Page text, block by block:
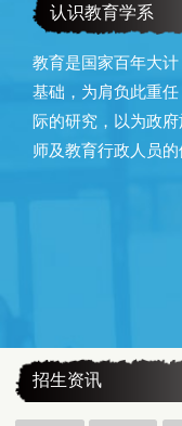
认识教育学系
教育是国家百年大
基础，为肩负此重
际的研究，以为政
师及教育行政人员
招生资讯